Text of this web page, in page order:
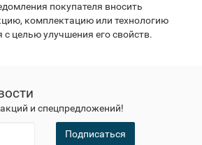
покупателя вносить
комплектацию или технологию
с целью улучшения его свойств.
и спецпредложений!
Подписаться